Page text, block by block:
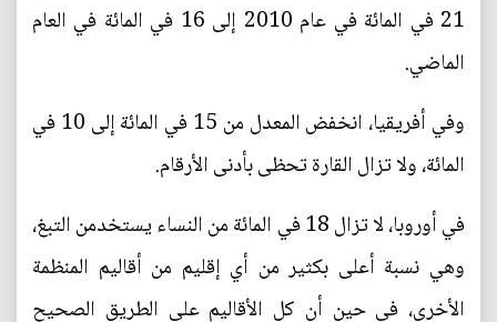
21 في المائة في عام 2010 إلى 16 في المائة في العام
الماضي.
وفي أفريقيا، انخفض المعدل من 15 في المائة إلى 10 في
المائة، ولا تزال القارة تحظى بأدنى الأرقام.
في أوروبا، لا تزال 18 في المائة من النساء يستخدمن التبغ،
وهي نسبة أعلى بكثير من أي إقليم من أقاليم المنظمة
الأخرى، في حين أن كل الأقاليم على الطريق الصحيح